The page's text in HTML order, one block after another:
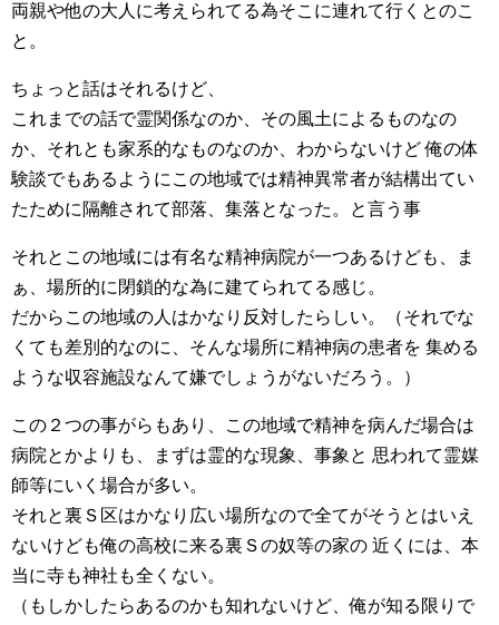
両親や他の大人に考えられてる為そこに連れて行くとのこ
と。
ちょっと話はそれるけど、
これまでの話で霊関係なのか、その風土によるものなの
か、それとも家系的なものなのか、わからないけど 俺の体
験談でもあるようにこの地域では精神異常者が結構出てい
たために隔離されて部落、集落となった。と言う事
それとこの地域には有名な精神病院が一つあるけども、ま
ぁ、場所的に閉鎖的な為に建てられてる感じ。
だからこの地域の人はかなり反対したらしい。（それでな
くても差別的なのに、そんな場所に精神病の患者を 集める
ような収容施設なんて嫌でしょうがないだろう。）
この２つの事がらもあり、この地域で精神を病んだ場合は
病院とかよりも、まずは霊的な現象、事象と 思われて霊媒
師等にいく場合が多い。
それと裏Ｓ区はかなり広い場所なので全てがそうとはいえ
ないけども俺の高校に来る裏Ｓの奴等の家の 近くには、本
当に寺も神社も全くない。
（もしかしたらあるのかも知れないけど、俺が知る限りで